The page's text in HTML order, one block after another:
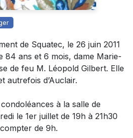
de Squatec, le 26 juin 2011
84 ans et 6 mois, dame Marie-
de feu M. Léopold Gilbert. Elle
autrefois d’Auclair.
à la salle de
le 1er juillet de 19h à 21h30
de 9h.